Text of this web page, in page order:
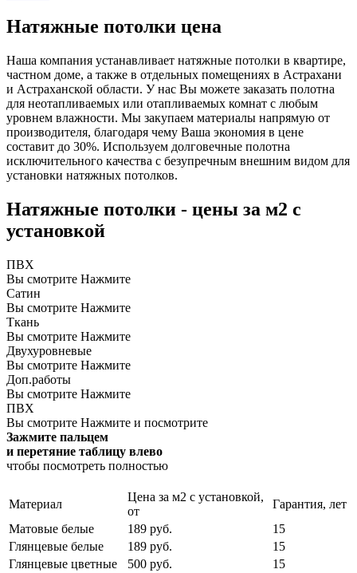
Натяжные потолки цена
Наша компания устанавливает натяжные потолки в квартире,
частном доме, а также в отдельных помещениях в Астрахани
и Астраханской области. У нас Вы можете заказать полотна
для неотапливаемых или отапливаемых комнат с любым
уровнем влажности. Мы закупаем материалы напрямую от
производителя, благодаря чему Ваша экономия в цене
составит до 30%. Используем долговечные полотна
исключительного качества с безупречным внешним видом для
установки натяжных потолков.
Натяжные потолки - цены за м2 с
установкой
ПВХ
Вы смотрите Нажмите
Сатин
Вы смотрите Нажмите
Ткань
Вы смотрите Нажмите
Двухуровневые
Вы смотрите Нажмите
Доп.работы
Вы смотрите Нажмите
ПВХ
Вы смотрите Нажмите и посмотрите
Зажмите пальцем
и перетяние таблицу влево
чтобы посмотреть полностью
Материал
Цена за м2 с установкой,
от
Гарантия, лет
Матовые белые
189 руб.
15
Глянцевые белые
189 руб.
15
Глянцевые цветные
500 руб.
15